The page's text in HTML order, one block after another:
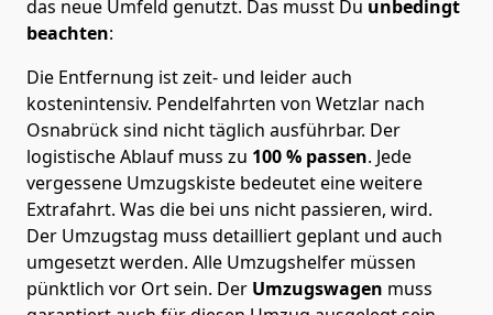
das neue Umfeld genutzt. Das musst Du unbedingt
beachten:
Die Entfernung ist zeit- und leider auch
kostenintensiv. Pendelfahrten von Wetzlar nach
Osnabrück sind nicht täglich ausführbar. Der
logistische Ablauf muss zu 100 % passen. Jede
vergessene Umzugskiste bedeutet eine weitere
Extrafahrt. Was die bei uns nicht passieren, wird.
Der Umzugstag muss detailliert geplant und auch
umgesetzt werden. Alle Umzugshelfer müssen
pünktlich vor Ort sein. Der Umzugswagen muss